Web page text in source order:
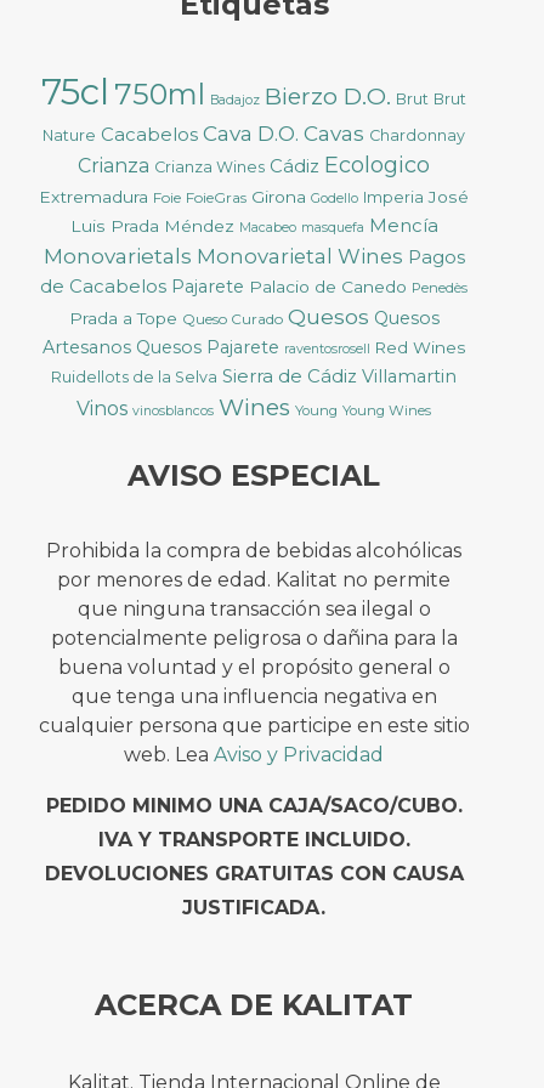
75cl 750ml Badajoz Bierzo D.O. Brut Brut
Nature Cacabelos Cava D.O. Cavas Chardonnay
Crianza Crianza Wines Cádiz Ecologico
Extremadura Foie FoieGras Girona Godello Imperia José
Luis Prada Méndez Macabeo masquefa Mencía
Monovarietals Monovarietal Wines Pagos
de Cacabelos Pajarete Palacio de Canedo Penedès
Prada a Tope Queso Curado Quesos Quesos
Artesanos Quesos Pajarete raventosrosell Red Wines
Ruidellots de la Selva Sierra de Cádiz Villamartin
Vinos vinosblancos Wines Young Young Wines
AVISO ESPECIAL
Prohibida la compra de bebidas alcohólicas
por menores de edad. Kalitat no permite
que ninguna transacción sea ilegal o
potencialmente peligrosa o dañina para la
buena voluntad y el propósito general o
que tenga una influencia negativa en
cualquier persona que participe en este sitio
web. Lea Aviso y Privacidad
PEDIDO MINIMO UNA CAJA/SACO/CUBO.
IVA Y TRANSPORTE INCLUIDO.
DEVOLUCIONES GRATUITAS CON CAUSA
JUSTIFICADA.
ACERCA DE KALITAT
Kalitat. Tienda Internacional Online de